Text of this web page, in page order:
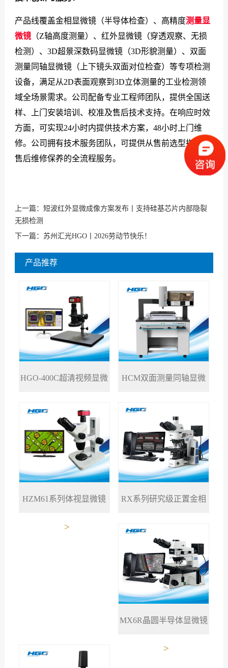
产品线覆盖金相显微镜（半导体检查）、高精度测量显
微镜（Z轴高度测量）、红外显微镜（穿透观察、无损
检测）、3D超景深数码显微镜（3D形貌测量）、双面
测量同轴显微镜（上下镜头双面对位检查）等专项检测
设备，满足从2D表面观察到3D立体测量的工业检测领
域全场景需求。公司配备专业工程师团队，提供全国送
样、上门安装培训、校准及售后技术支持。在响应时效
方面，可实现24小时内提供技术方案，48小时上门维
修。公司拥有技术服务团队，可提供从售前选型指导到
售后维修保养的全流程服务。
上一篇： 短波红外显微成像方案发布丨支持硅基芯片内部隐裂
无损检测
下一篇： 苏州汇光HGO丨2026劳动节快乐！
产品推荐
HGO-400C超清视频显微 HCM双面测量同轴显微
HZM61系列体视显微镜
>
RX系列研究级正置金相
显微镜
MX6R晶圆半导体显微镜
>